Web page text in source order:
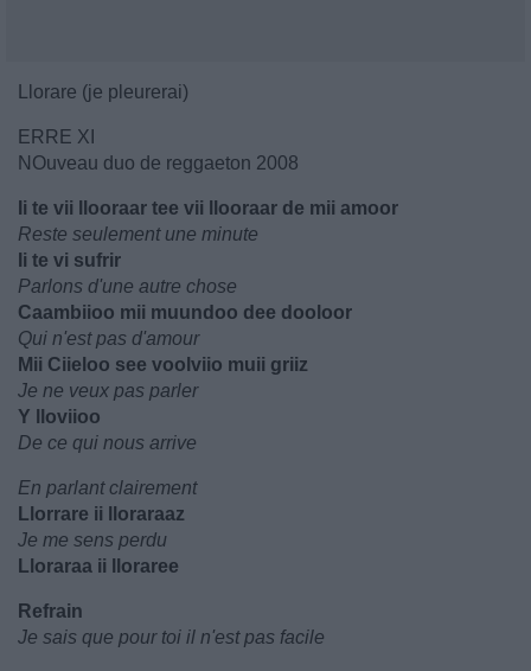
Llorare (je pleurerai)
ERRE XI
NOuveau duo de reggaeton 2008
Ii te vii llooraar tee vii llooraar de mii amoor
Reste seulement une minute
Ii te vi sufrir
Parlons d'une autre chose
Caambiioo mii muundoo dee dooloor
Qui n'est pas d'amour
Mii Ciieloo see voolviio muii griiz
Je ne veux pas parler
Y lloviioo
De ce qui nous arrive
En parlant clairement
Llorrare ii lloraraaz
Je me sens perdu
Lloraraa ii lloraree
Refrain
Je sais que pour toi il n'est pas facile